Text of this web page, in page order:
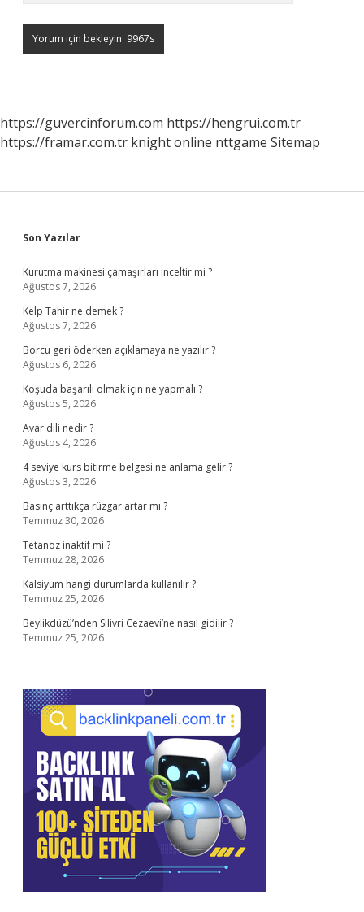
https://guvercinforum.com https://hengrui.com.tr
https://framar.com.tr knight online nttgame Sitemap
Sidebar
Son Yazılar
Kurutma makinesi çamaşırları inceltir mi ?
Ağustos 7, 2026
Kelp Tahir ne demek ?
Ağustos 7, 2026
Borcu geri öderken açıklamaya ne yazılır ?
Ağustos 6, 2026
Koşuda başarılı olmak için ne yapmalı ?
Ağustos 5, 2026
Avar dili nedir ?
Ağustos 4, 2026
4 seviye kurs bitirme belgesi ne anlama gelir ?
Ağustos 3, 2026
Basınç arttıkça rüzgar artar mı ?
Temmuz 30, 2026
Tetanoz inaktif mi ?
Temmuz 28, 2026
Kalsiyum hangi durumlarda kullanılır ?
Temmuz 25, 2026
Beylikdüzü’nden Silivri Cezaevi’ne nasıl gidilir ?
Temmuz 25, 2026